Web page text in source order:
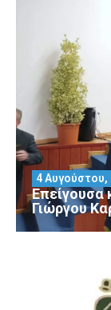
Επείγουσα
Γιώργου
4 Αυγούστου,